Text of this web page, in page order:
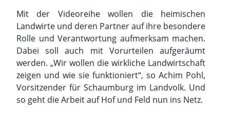
Mit der Videoreihe wollen die heimischen
Landwirte und deren Partner auf ihre besondere
Rolle und Verantwortung aufmerksam machen.
Dabei soll auch mit Vorurteilen aufgeräumt
werden. „Wir wollen die wirkliche Landwirtschaft
zeigen und wie sie funktioniert“, so Achim Pohl,
Vorsitzender für Schaumburg im Landvolk. Und
so geht die Arbeit auf Hof und Feld nun ins Netz.